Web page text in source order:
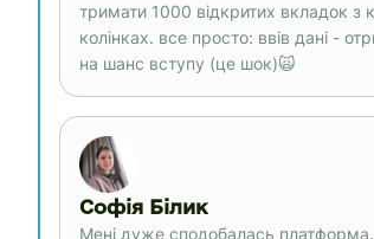
тримати 1000 відкритих вкладок з
колінках. все просто: ввів дані -
на шанс вступу (це шок)🙀
Софія Білик
Мені дуже сподобалась